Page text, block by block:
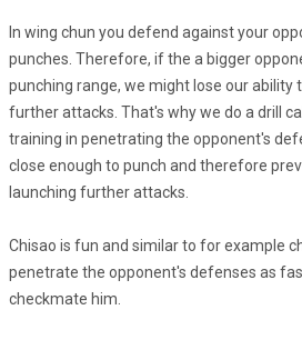
In wing chun you defend against your
punches. Therefore, if the a bigger
punching range, we might lose our ability
further attacks. That's why we do a drill
training in penetrating the opponent's
close enough to punch and therefore
launching further attacks.
Chisao is fun and similar to for example
penetrate the opponent's defenses as
checkmate him.